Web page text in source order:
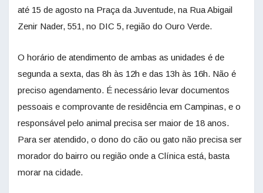
até 15 de agosto na Praça da Juventude, na Rua Abigail
Zenir Nader, 551, no DIC 5, região do Ouro Verde.
O horário de atendimento de ambas as unidades é de
segunda a sexta, das 8h às 12h e das 13h às 16h. Não é
preciso agendamento. É necessário levar documentos
pessoais e comprovante de residência em Campinas, e o
responsável pelo animal precisa ser maior de 18 anos.
Para ser atendido, o dono do cão ou gato não precisa ser
morador do bairro ou região onde a Clínica está, basta
morar na cidade.